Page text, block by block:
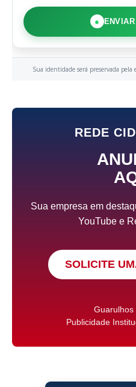
●
Sua identidade será preservada
REDE
Sua empresa em
YouTube e
SOLICITE
Guarulhos
Publicidade